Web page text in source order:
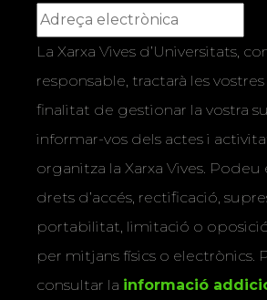
La Xarxa Vives d’Universitats,
responsable, tractarà les
finalitat de gestionar la vostra
informar-vos dels actes i
organitza la Xarxa Vives. Podeu
drets d’accés, rectificació,
portabilitat, limitació o
per mitjans físics o electrònics.
consultar la informació